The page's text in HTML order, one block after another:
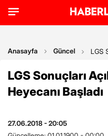
Anasayfa Güncel LGS
LGS Sonuçları
Heyecanı Başladı
27.06.2018 - 20:05